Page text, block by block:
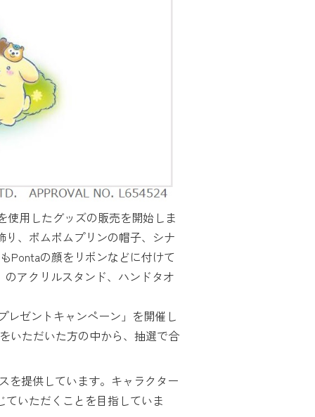
使用したグッズの販売を開始しま
、ポムポムプリンの帽子、シナ
Pontaの顔をリボンなどに付けて
アクリルスタンド、ハンドタオ
ゼントキャンペーン」を開催し
いただいた方の中から、抽選で合
を提供しています。キャラクター
ていただくことを目指していま